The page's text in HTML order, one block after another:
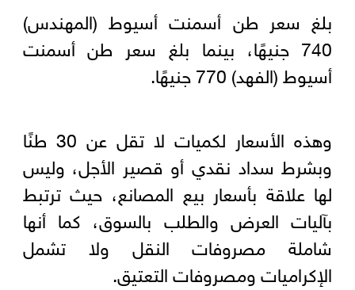
بلغ سعر طن أسمنت أسيوط (المهندس)
740 جنيهًا، بينما بلغ سعر طن أسمنت
أسيوط (الفهد) 770 جنيهًا.
وهذه الأسعار لكميات لا تقل عن 30 طنًا
وبشرط سداد نقدي أو قصير الأجل، وليس
لها علاقة بأسعار بيع المصانع، حيث ترتبط
بآليات العرض والطلب بالسوق، كما أنها
شاملة مصروفات النقل ولا تشمل
الإكراميات ومصروفات التعتيق.